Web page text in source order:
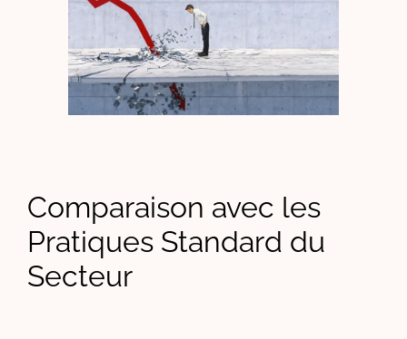
Comparaison avec les
Pratiques Standard du
Secteur